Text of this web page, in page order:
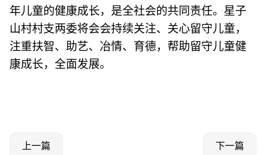
年儿童的健康成长，是全社会的共同责任。星子
山村村支两委将会会持续关注、关心留守儿童，
注重扶智、助艺、冶情、育德，帮助留守儿童健
康成长，全面发展。
上一篇 下一篇